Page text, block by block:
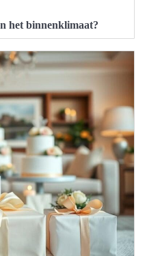
het binnenklimaat?